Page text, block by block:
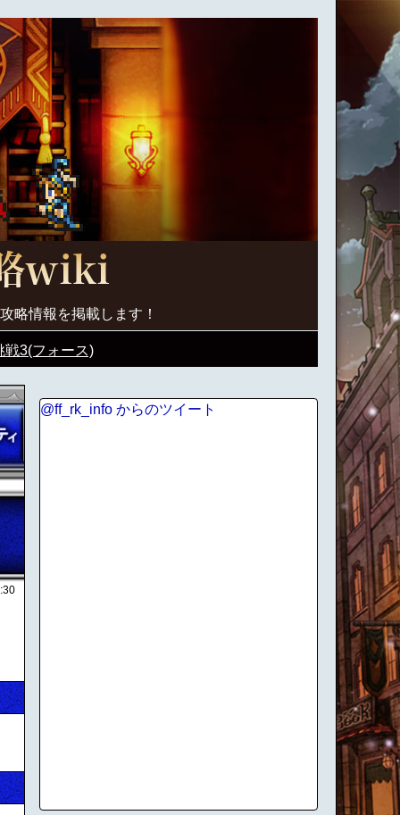
略情報を掲載します！
戦3(フォース)
@ff_rk_info からのツイート